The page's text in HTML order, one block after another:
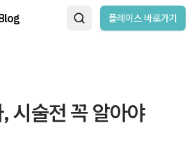
플레이스 바로가기
시술전 꼭 알아야